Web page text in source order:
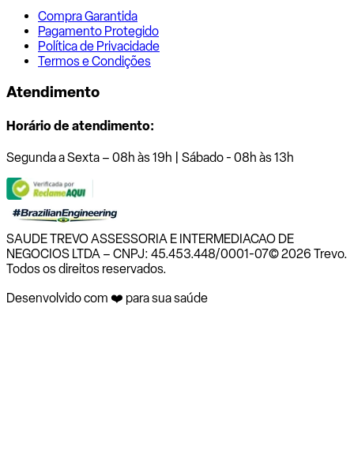
Compra Garantida
Pagamento Protegido
Política de Privacidade
Termos e Condições
Atendimento
Horário de atendimento:
Segunda a Sexta – 08h às 19h | Sábado - 08h às 13h
SAUDE TREVO ASSESSORIA E INTERMEDIACAO DE
NEGOCIOS LTDA – CNPJ: 45.453.448/0001-07© 2026 Trevo.
Todos os direitos reservados.
Desenvolvido com ❤️ para sua saúde